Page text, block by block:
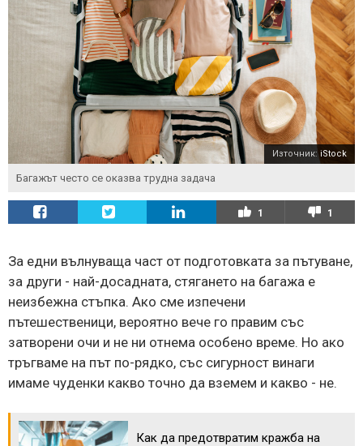
Източник:iStock
Багажът често се оказва трудна задача
1 1
За едни вълнуваща част от подготовката за пътуване,
за други - най-досадната, стягането на багажа е
неизбежна стъпка. Ако сме изпечени
пътешественици, вероятно вече го правим със
затворени очи и не ни отнема особено време. Но ако
тръгваме на път по-рядко, със сигурност винаги
имаме чуденки какво точно да вземем и какво - не.
Как да предотвратим кражба на